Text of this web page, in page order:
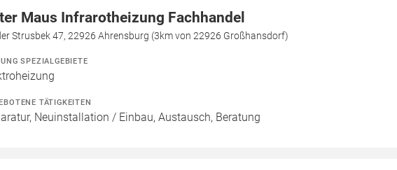
Maus Infrarotheizung Fachhandel
Strusbek 47, 22926 Ahrensburg (3km von 22926 Großhansdorf)
SPEZIALGEBIETE
TÄTIGKEITEN
Neuinstallation / Einbau, Austausch, Beratung